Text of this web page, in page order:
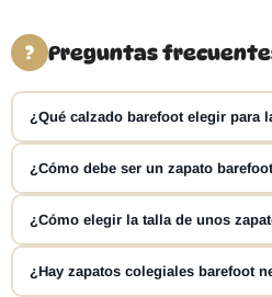
? Preguntas
¿Qué calzado barefoot elegir para
Depende del uso, de los requisitos
características del pie. Puedes elegir
merceditas o zapatillas deportivas
¿Cómo debe ser un zapato
Un calzado barefoot escolar suele
amplia que deja espacio a los
o ningún desnivel entre talón y
¿Cómo elegir la talla de unos
Lo recomendable es medir ambos
medidas específica de cada modelo.
¿Hay zapatos colegiales barefoot